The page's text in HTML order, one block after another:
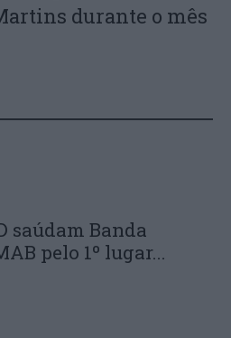
durante o mês
saúdam Banda
pelo 1º lugar...